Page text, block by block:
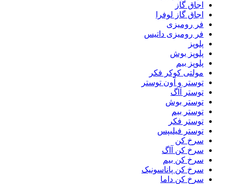
اجاق گاز
اجاق گاز لوفرا
فر رومیزی
فر رومیزی داتیس
پلوپز
پلوپز بوش
پلوپز بیم
مولتی کوکر فکر
توستر و آون توستر
توستر آاگ
توستر بوش
توستر بیم
توستر فکر
توستر فیلیپس
سرخ کن
سرخ کن آاگ
سرخ کن بیم
سرخ کن پاناسونیک
سرخ کن داما